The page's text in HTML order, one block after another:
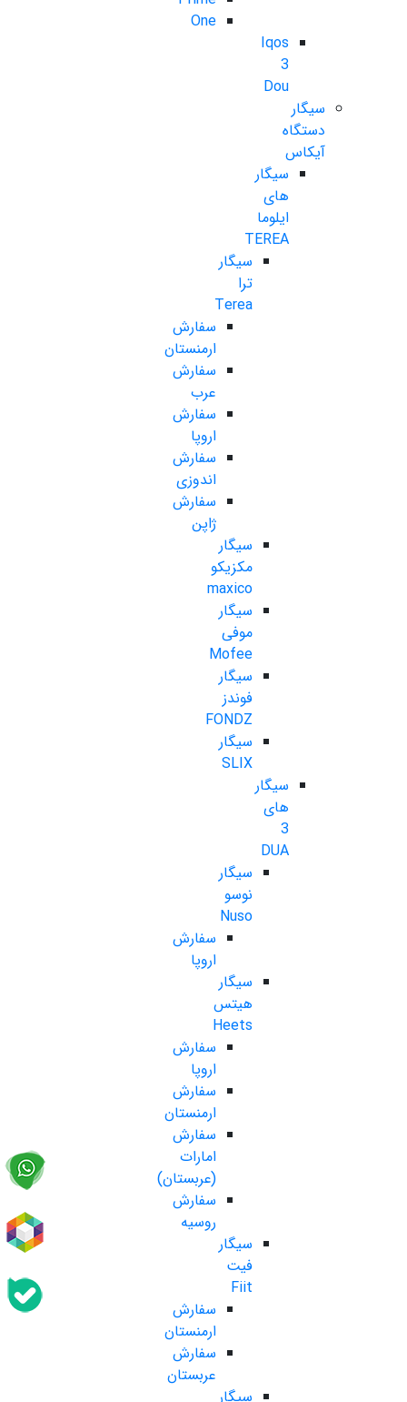
One
Iqos
3
Dou
سیگار
دستگاه
آیکاس
سیگار
های
ایلوما
TEREA
سیگار
ترا
Terea
سفارش
ارمنستان
سفارش
عرب
سفارش
اروپا
سفارش
اندوزی
سفارش
ژاپن
سیگار
مکزیکو
maxico
سیگار
موفی
Mofee
سیگار
فوندز
FONDZ
سیگار
SLIX
سیگار
های
3
DUA
سیگار
نوسو
Nuso
سفارش
اروپا
سیگار
هیتس
Heets
سفارش
اروپا
سفارش
ارمنستان
سفارش
امارات
(عربستان)
سفارش
روسیه
سیگار
فیت
Fiit
سفارش
ارمنستان
سفارش
عربستان
سیگار